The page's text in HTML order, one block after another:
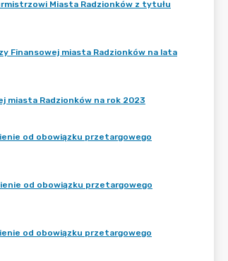
Miasta Radzionków z tytułu
Finansowej miasta Radzionków na lata
miasta Radzionków na rok 2023
od obowiązku przetargowego
od obowiązku przetargowego
od obowiązku przetargowego